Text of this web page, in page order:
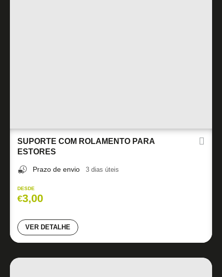
SUPORTE COM ROLAMENTO PARA
ESTORES
Prazo de envio 3 dias úteis
DESDE
€3,00
VER DETALHE